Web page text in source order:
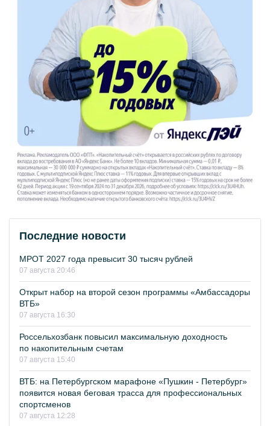
Последние новости
МРОТ 2027 года превысит 30 тысяч рублей
07 августа 20:46
Открыт набор на второй сезон программы «Амбассадоры
ВТБ»
07 августа 16:30
Россельхозбанк повысил максимальную доходность
по накопительным счетам
07 августа 15:40
ВТБ: на Петербургском марафоне «Пушкин - Петербург»
появится новая беговая трасса для профессиональных
спортсменов
07 августа 12:28